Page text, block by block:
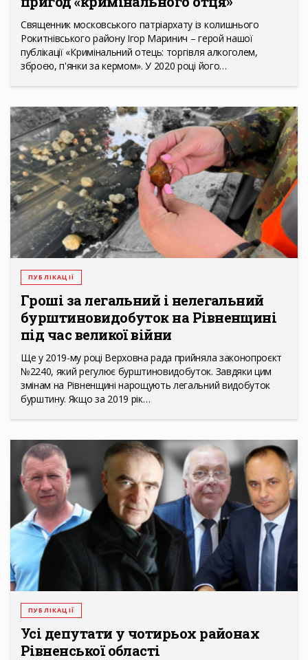
Священник московського патріархату із колишнього
Рокитнівського району Ігор Маринич – герой нашої
публікації «Кримінальний отець: торгівля алкоголем,
зброєю, п'янки за кермом». У 2020 році його…
ПУБЛІКАЦІЇ
Гроші за легальний і нелегальний
бурштиновидобуток на Рівненщині
під час великої війни
Ще у 2019-му році Верховна рада прийняла законопроєкт
№2240, який регулює бурштиновидобуток. Завдяки цим
змінам на Рівненщині нарощують легальний видобуток
бурштину. Якщо за 2019 рік…
ПУБЛІКАЦІЇ
Усі депутати у чотирьох районах
Рівненської області